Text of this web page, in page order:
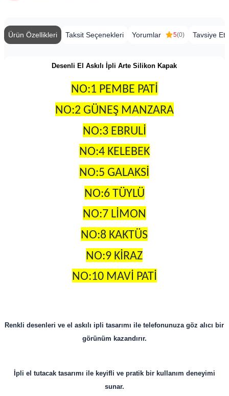
Ürün Özellikleri Taksit Seçenekleri Yorumlar 5(0) Tavsiye Et
Desenli El Askılı İpli Arte Silikon Kapak
NO:1 PEMBE PATİ
NO:2 GÜNEŞ MANZARA
NO:3 EBRULİ
NO:4 KELEBEK
NO:5 GALAKSİ
NO:6 TÜYLÜ
NO:7 LİMON
NO:8 KAKTÜS
NO:9 KİRAZ
NO:10 MAVİ PATİ
Renkli desenleri ve el askılı ipli tasarımı ile telefonunuza göz alıcı bir
görünüm kazandırır.
İpli el tutacak tasarımı ile keyifli ve pratik bir kullanım deneyimi
sunar.